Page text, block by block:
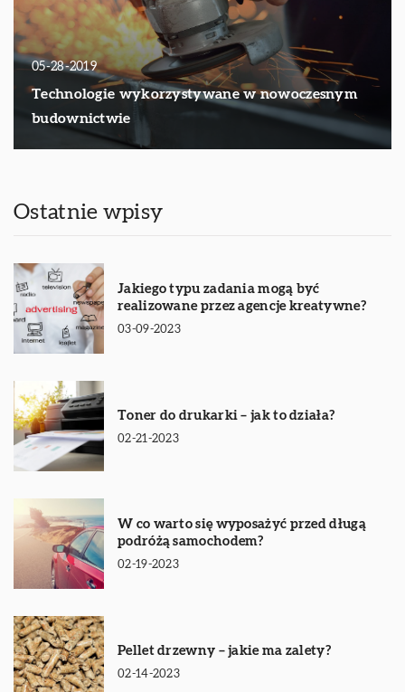
05-28-2019
Technologie wykorzystywane w nowoczesnym
budownictwie
Ostatnie wpisy
Jakiego typu zadania mogą być
realizowane przez agencje kreatywne?
03-09-2023
Toner do drukarki – jak to działa?
02-21-2023
W co warto się wyposażyć przed długą
podróżą samochodem?
02-19-2023
Pellet drzewny – jakie ma zalety?
02-14-2023